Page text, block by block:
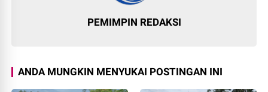
PEMIMPIN REDAKSI
ANDA MUNGKIN MENYUKAI POSTINGAN INI